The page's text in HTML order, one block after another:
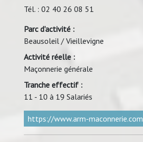
Tél. : 02 40 26 08 51
Parc d'activité :
Beausoleil / Vieillevigne
Activité réelle :
Maçonnerie générale
Tranche effectif :
11 - 10 à 19 Salariés
https://www.arm-maconnerie.com